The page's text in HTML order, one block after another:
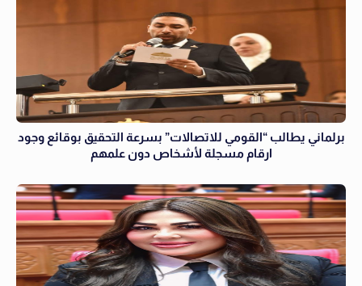
برلماني يطالب “القومي للاتصالات” بسرعة التحقيق بوقائع وجود
ارقام مسجلة لأشخاص دون علمهم